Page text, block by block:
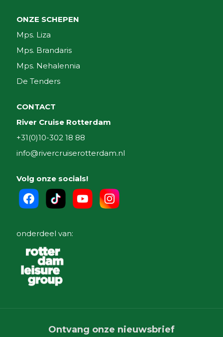
ONZE SCHEPEN
Mps. Liza
Mps. Brandaris
Mps. Nehalennia
De Tenders
CONTACT
River Cruise Rotterdam
+31(0)10-302 18 88
info@rivercruiserotterdam.nl
Volg onze socials!
onderdeel van:
Ontvang onze nieuwsbrief